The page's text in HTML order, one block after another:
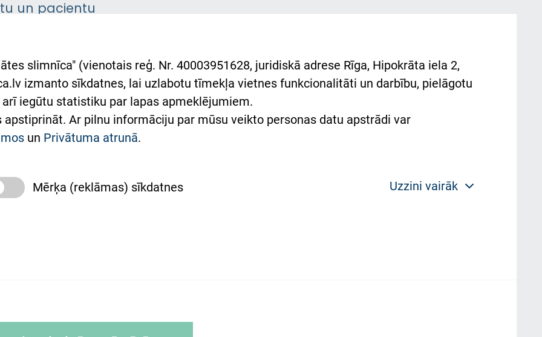
un pacientu
slimnīcas
Ukrainai
Східної лікарні
з Україною
slimnīca" (vienotais reģ. Nr. 40003951628, juridiskā adrese Rīga, Hipokrāta iela 2,
izmanto sīkdatnes, lai uzlabotu tīmekļa vietnes funkcionalitāti un darbību, pielāgotu
iegūtu statistiku par lapas apmeklējumiem.
Ar pilnu informāciju par mūsu veikto personas datu apstrādi var
un Privātuma atrunā.
Mērķa (reklāmas) sīkdatnes Uzzini vairāk